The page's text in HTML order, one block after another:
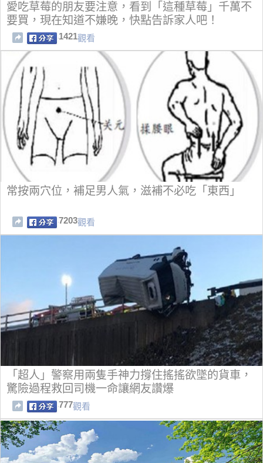
愛吃草莓的朋友要注意，看到「這種草莓」千萬不
要買，現在知道不嫌晚，快點告訴家人吧！
1421觀看
常按兩穴位，補足男人氣，滋補不必吃「東西」
7203觀看
「超人」警察用兩隻手神力撐住搖搖欲墜的貨車，
驚險過程救回司機一命讓網友讚爆
777觀看